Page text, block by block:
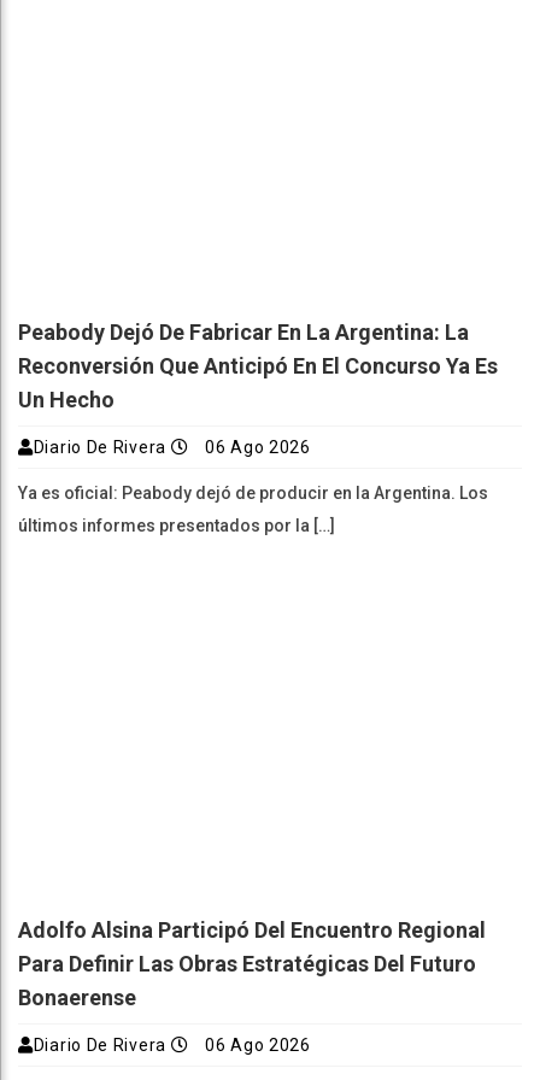
Peabody Dejó De Fabricar En La Argentina: La
Reconversión Que Anticipó En El Concurso Ya Es
Un Hecho
Diario De Rivera 06 Ago 2026
Ya es oficial: Peabody dejó de producir en la Argentina. Los
últimos informes presentados por la […]
Adolfo Alsina Participó Del Encuentro Regional
Para Definir Las Obras Estratégicas Del Futuro
Bonaerense
Diario De Rivera 06 Ago 2026